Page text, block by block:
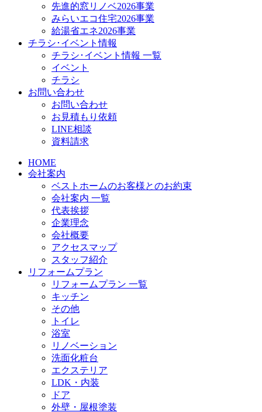
先進的窓リノベ2026事業
みらいエコ住宅2026事業
給湯省エネ2026事業
チラシ･イベント情報
チラシ･イベント情報 一覧
イベント
チラシ
お問い合わせ
お問い合わせ
お見積もり依頼
LINE相談
資料請求
HOME
会社案内
ベストホームのお客様とのお約束
会社案内 一覧
代表挨拶
企業理念
会社概要
アクセスマップ
スタッフ紹介
リフォームプラン
リフォームプラン 一覧
キッチン
その他
トイレ
浴室
リノベーション
洗面化粧台
エクステリア
LDK・内装
ドア
外壁・屋根塗装